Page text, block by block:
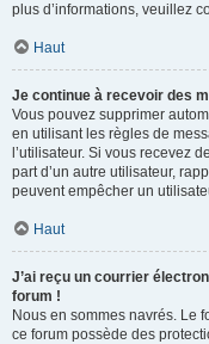
plus d’informations, veuillez
Haut
Je continue à recevoir des
Vous pouvez supprimer
en utilisant les règles de
l’utilisateur. Si vous recevez
part d’un autre utilisateur,
peuvent empêcher un
Haut
J’ai reçu un courrier
forum !
Nous en sommes navrés. Le
ce forum possède des